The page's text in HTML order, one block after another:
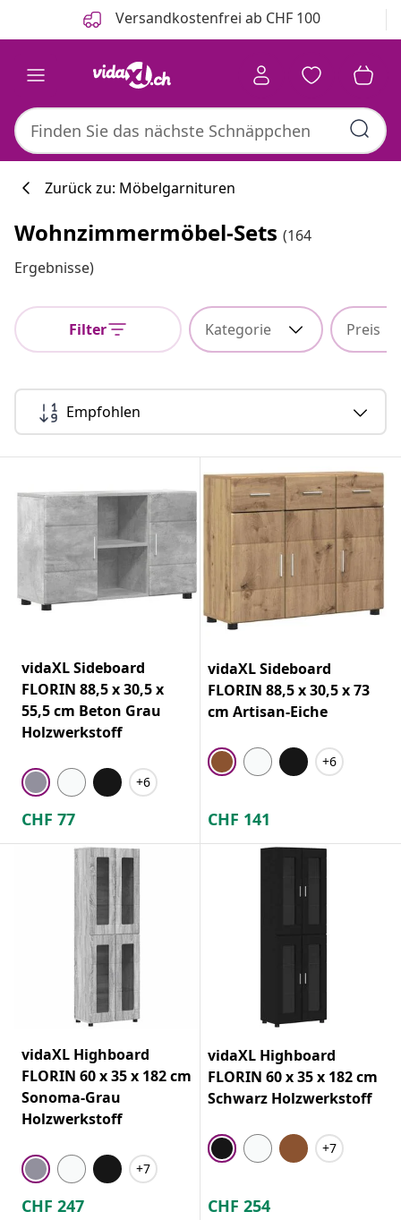
Versandkostenfrei ab CHF 100
Zurück zu: Möbelgarnituren
Wohnzimmermöbel-Sets (164
Ergebnisse)
Filter Kategorie Preis
Empfohlen
vidaXL Sideboard
FLORIN 88,5 x 30,5 x
55,5 cm Beton Grau
Holzwerkstoff
+6
CHF 77
vidaXL Sideboard
FLORIN 88,5 x 30,5 x 73
cm Artisan-Eiche
+6
CHF 141
vidaXL Highboard
FLORIN 60 x 35 x 182 cm
Sonoma-Grau
Holzwerkstoff
+7
CHF 247
vidaXL Highboard
FLORIN 60 x 35 x 182 cm
Schwarz Holzwerkstoff
+7
CHF 254